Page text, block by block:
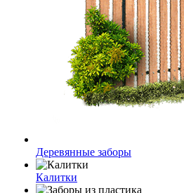
Деревянные заборы
Калитки